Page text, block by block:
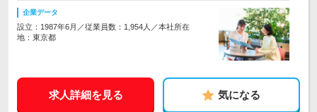
企業データ
設立：1987年6月／従業員数：1,954人／本社所在
地：東京都
求人詳細を見る 気になる